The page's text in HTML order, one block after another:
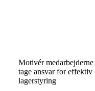
Motivér
tage ansvar for effektiv
lagerstyring